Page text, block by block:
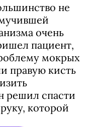
не
мучившей
очень
пациент,
мокрых
правую кисть
решил спасти
которой